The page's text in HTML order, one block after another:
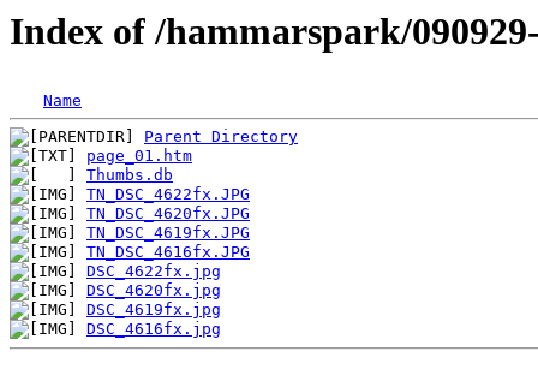
Index of /hammarspark/
Name
Parent Directory
page_01.htm
Thumbs.db
TN_DSC_4622fx.JPG
TN_DSC_4620fx.JPG
TN_DSC_4619fx.JPG
TN_DSC_4616fx.JPG
DSC_4622fx.jpg
DSC_4620fx.jpg
DSC_4619fx.jpg
DSC_4616fx.jpg